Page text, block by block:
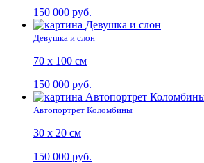
150 000 руб.
Девушка и слон
70 х 100 см
150 000 руб.
Автопортрет Коломбины
30 х 20 см
150 000 руб.